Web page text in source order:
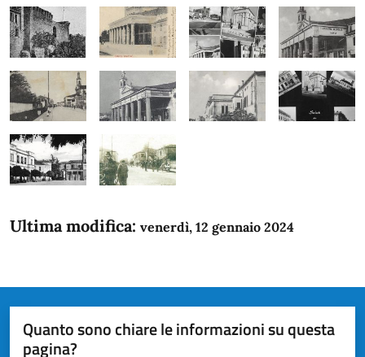
Ultima modifica: venerdì, 12 gennaio 2024
Quanto sono chiare le informazioni su questa
pagina?